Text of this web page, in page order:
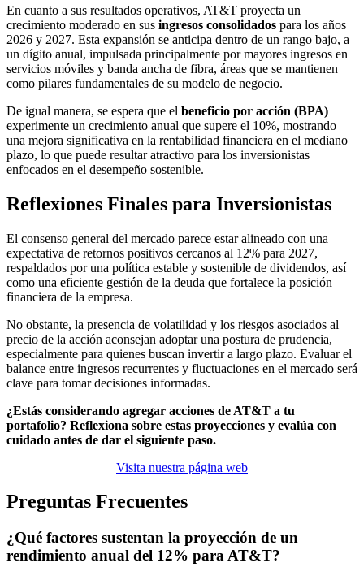
En cuanto a sus resultados operativos, AT&T proyecta un
crecimiento moderado en sus ingresos consolidados para los años
2026 y 2027. Esta expansión se anticipa dentro de un rango bajo, a
un dígito anual, impulsada principalmente por mayores ingresos en
servicios móviles y banda ancha de fibra, áreas que se mantienen
como pilares fundamentales de su modelo de negocio.
De igual manera, se espera que el beneficio por acción (BPA)
experimente un crecimiento anual que supere el 10%, mostrando
una mejora significativa en la rentabilidad financiera en el mediano
plazo, lo que puede resultar atractivo para los inversionistas
enfocados en el desempeño sostenible.
Reflexiones Finales para Inversionistas
El consenso general del mercado parece estar alineado con una
expectativa de retornos positivos cercanos al 12% para 2027,
respaldados por una política estable y sostenible de dividendos, así
como una eficiente gestión de la deuda que fortalece la posición
financiera de la empresa.
No obstante, la presencia de volatilidad y los riesgos asociados al
precio de la acción aconsejan adoptar una postura de prudencia,
especialmente para quienes buscan invertir a largo plazo. Evaluar el
balance entre ingresos recurrentes y fluctuaciones en el mercado será
clave para tomar decisiones informadas.
¿Estás considerando agregar acciones de AT&T a tu
portafolio? Reflexiona sobre estas proyecciones y evalúa con
cuidado antes de dar el siguiente paso.
Visita nuestra página web
Preguntas Frecuentes
¿Qué factores sustentan la proyección de un
rendimiento anual del 12% para AT&T?